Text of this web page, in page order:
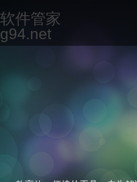
软件管家
g94.net